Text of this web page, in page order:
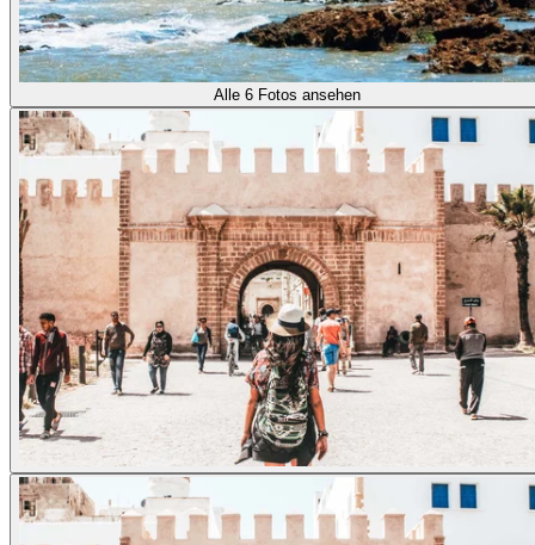
Alle 6 Fotos ansehen